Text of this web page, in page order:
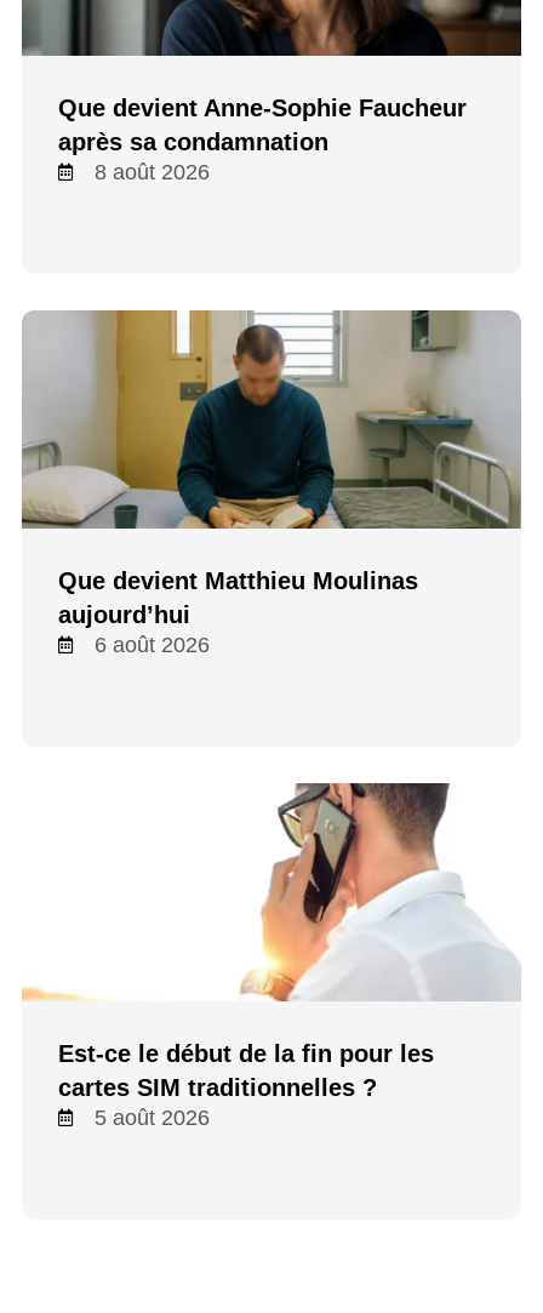
Que devient Anne-Sophie Faucheur
après sa condamnation
8 août 2026
Que devient Matthieu Moulinas
aujourd’hui
6 août 2026
Est-ce le début de la fin pour les
cartes SIM traditionnelles ?
5 août 2026